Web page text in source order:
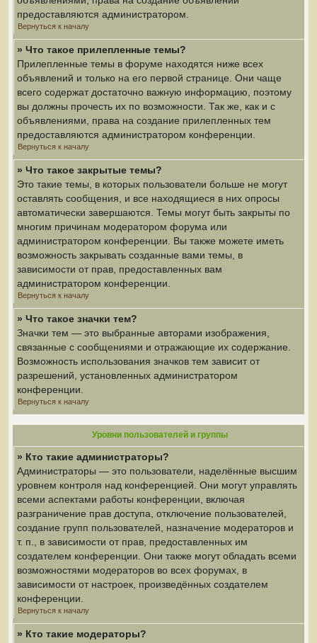
предоставляются администратором.
Вернуться к началу
» Что такое прилепленные темы?
Прилепленные темы в форуме находятся ниже всех
объявлений и только на его первой странице. Они чаще
всего содержат достаточно важную информацию, поэтому
вы должны прочесть их по возможности. Так же, как и с
объявлениями, права на создание прилепленных тем
предоставляются администратором конференции.
Вернуться к началу
» Что такое закрытые темы?
Это такие темы, в которых пользователи больше не могут
оставлять сообщения, и все находящиеся в них опросы
автоматически завершаются. Темы могут быть закрыты по
многим причинам модератором форума или
администратором конференции. Вы также можете иметь
возможность закрывать созданные вами темы, в
зависимости от прав, предоставленных вам
администратором конференции.
Вернуться к началу
» Что такое значки тем?
Значки тем — это выбранные авторами изображения,
связанные с сообщениями и отражающие их содержание.
Возможность использования значков тем зависит от
разрешений, установленных администратором
конференции.
Вернуться к началу
Уровни пользователей и группы
» Кто такие администраторы?
Администраторы — это пользователи, наделённые высшим
уровнем контроля над конференцией. Они могут управлять
всеми аспектами работы конференции, включая
разграничение прав доступа, отключение пользователей,
создание групп пользователей, назначение модераторов и
т. п., в зависимости от прав, предоставленных им
создателем конференции. Они также могут обладать всеми
возможностями модераторов во всех форумах, в
зависимости от настроек, произведённых создателем
конференции.
Вернуться к началу
» Кто такие модераторы?